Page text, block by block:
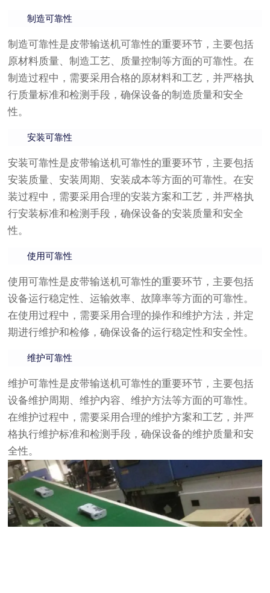
制造可靠性
制造可靠性是皮带输送机可靠性的重要环节，主要包括
原材料质量、制造工艺、质量控制等方面的可靠性。在
制造过程中，需要采用合格的原材料和工艺，并严格执
行质量标准和检测手段，确保设备的制造质量和安全
性。
安装可靠性
安装可靠性是皮带输送机可靠性的重要环节，主要包括
安装质量、安装周期、安装成本等方面的可靠性。在安
装过程中，需要采用合理的安装方案和工艺，并严格执
行安装标准和检测手段，确保设备的安装质量和安全
性。
使用可靠性
使用可靠性是皮带输送机可靠性的重要环节，主要包括
设备运行稳定性、运输效率、故障率等方面的可靠性。
在使用过程中，需要采用合理的操作和维护方法，并定
期进行维护和检修，确保设备的运行稳定性和安全性。
维护可靠性
维护可靠性是皮带输送机可靠性的重要环节，主要包括
设备维护周期、维护内容、维护方法等方面的可靠性。
在维护过程中，需要采用合理的维护方案和工艺，并严
格执行维护标准和检测手段，确保设备的维护质量和安
全性。